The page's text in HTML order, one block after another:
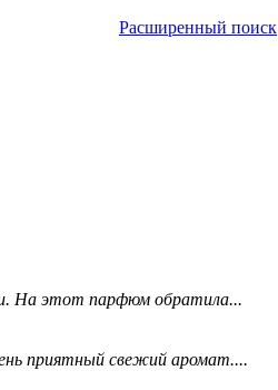
Расширенный поиск
На этот парфюм обратила...
приятный свежий аромат....